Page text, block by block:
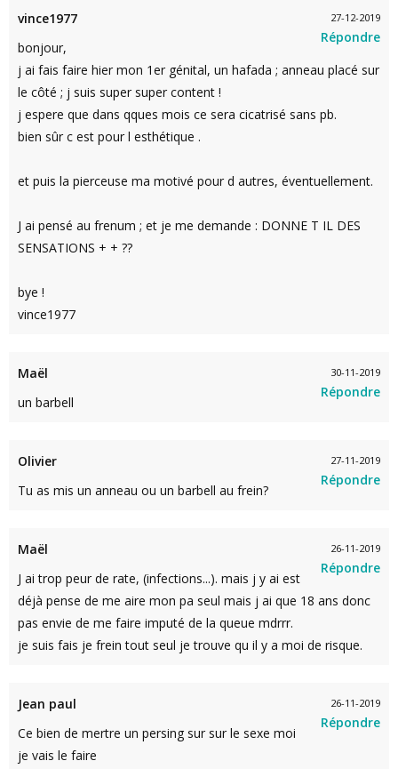
27-12-2019
Répondre
vince1977
bonjour,
j ai fais faire hier mon 1er génital, un hafada ; anneau placé sur
le côté ; j suis super super content !
j espere que dans qques mois ce sera cicatrisé sans pb.
bien sûr c est pour l esthétique .
et puis la pierceuse ma motivé pour d autres, éventuellement.
J ai pensé au frenum ; et je me demande : DONNE T IL DES
SENSATIONS + + ??
bye !
vince1977
30-11-2019
Répondre
Maël
un barbell
27-11-2019
Répondre
Olivier
Tu as mis un anneau ou un barbell au frein?
26-11-2019
Répondre
Maël
J ai trop peur de rate, (infections...). mais j y ai est
déjà pense de me aire mon pa seul mais j ai que 18 ans donc
pas envie de me faire imputé de la queue mdrrr.
je suis fais je frein tout seul je trouve qu il y a moi de risque.
26-11-2019
Répondre
Jean paul
Ce bien de mertre un persing sur sur le sexe moi
je vais le faire